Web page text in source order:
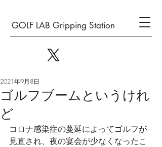
GOLF LAB Gripping Station
ゴルフブームというけれ
ど
2021年9月8日
コロナ感染症の蔓延によってゴルフが
見直され、夜の宴会が少なくなったこ